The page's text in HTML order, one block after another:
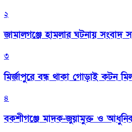
২
জামালগঞ্জে হামলার ঘটনায় সংবাদ
৩
মির্জাপুরে বন্ধ থাকা গোড়াই কটন
৪
বকশীগঞ্জে মাদক-জুয়ামুক্ত ও